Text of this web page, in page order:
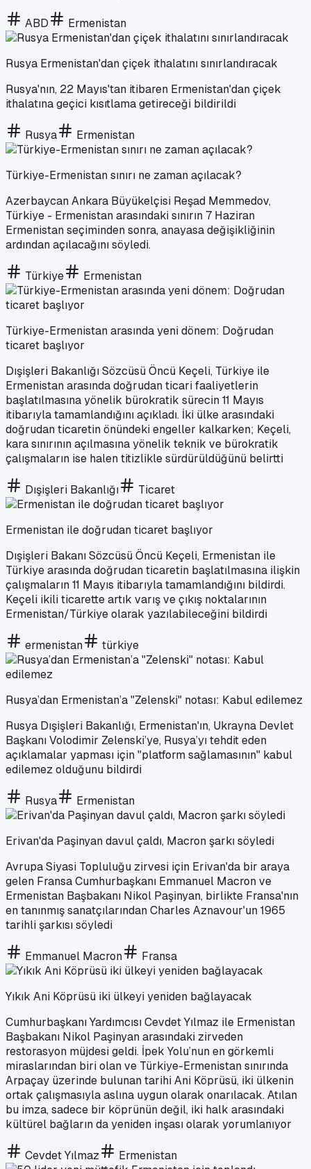
ABD Ermenistan
Rusya Ermenistan'dan çiçek ithalatını sınırlandıracak
Rusya'nın, 22 Mayıs'tan itibaren Ermenistan'dan çiçek
ithalatına geçici kısıtlama getireceği bildirildi
Rusya Ermenistan
Türkiye-Ermenistan sınırı ne zaman açılacak?
Azerbaycan Ankara Büyükelçisi Reşad Memmedov,
Türkiye - Ermenistan arasındaki sınırın 7 Haziran
Ermenistan seçiminden sonra, anayasa değişikliğinin
ardından açılacağını söyledi.
Türkiye Ermenistan
Türkiye-Ermenistan arasında yeni dönem: Doğrudan
ticaret başlıyor
Dışişleri Bakanlığı Sözcüsü Öncü Keçeli, Türkiye ile
Ermenistan arasında doğrudan ticari faaliyetlerin
başlatılmasına yönelik bürokratik sürecin 11 Mayıs
itibarıyla tamamlandığını açıkladı. İki ülke arasındaki
doğrudan ticaretin önündeki engeller kalkarken; Keçeli,
kara sınırının açılmasına yönelik teknik ve bürokratik
çalışmaların ise halen titizlikle sürdürüldüğünü belirtti
Dışişleri Bakanlığı Ticaret
Ermenistan ile doğrudan ticaret başlıyor
Dışişleri Bakanı Sözcüsü Öncü Keçeli, Ermenistan ile
Türkiye arasında doğrudan ticaretin başlatılmasına ilişkin
çalışmaların 11 Mayıs itibarıyla tamamlandığını bildirdi.
Keçeli ikili ticarette artık varış ve çıkış noktalarının
Ermenistan/Türkiye olarak yazılabileceğini bildirdi
ermenistan türkiye
Rusya’dan Ermenistan’a "Zelenski" notası: Kabul edilemez
Rusya Dışişleri Bakanlığı, Ermenistan'ın, Ukrayna Devlet
Başkanı Volodimir Zelenski’ye, Rusya’yı tehdit eden
açıklamalar yapması için "platform sağlamasının" kabul
edilemez olduğunu bildirdi
Rusya Ermenistan
Erivan'da Paşinyan davul çaldı, Macron şarkı söyledi
Avrupa Siyasi Topluluğu zirvesi için Erivan'da bir araya
gelen Fransa Cumhurbaşkanı Emmanuel Macron ve
Ermenistan Başbakanı Nikol Paşinyan, birlikte Fransa'nın
en tanınmış sanatçılarından Charles Aznavour'un 1965
tarihli şarkısı söyledi
Emmanuel Macron Fransa
Yıkık Ani Köprüsü iki ülkeyi yeniden bağlayacak
Cumhurbaşkanı Yardımcısı Cevdet Yılmaz ile Ermenistan
Başbakanı Nikol Paşinyan arasındaki zirveden
restorasyon müjdesi geldi. İpek Yolu’nun en görkemli
miraslarından biri olan ve Türkiye-Ermenistan sınırında
Arpaçay üzerinde bulunan tarihi Ani Köprüsü, iki ülkenin
ortak çalışmasıyla aslına uygun olarak onarılacak. Atılan
bu imza, sadece bir köprünün değil, iki halk arasındaki
kültürel bağların da yeniden inşası olarak yorumlanıyor
Cevdet Yılmaz Ermenistan